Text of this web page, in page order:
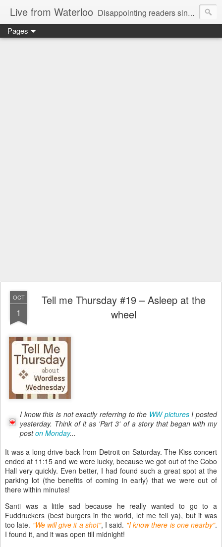
Live from Waterloo Disappointing readers since 2006
Pages
OCT
1
Tell me Thursday #19 – Asleep at the
wheel
I know this is not exactly referring to the WW picturesI posted
yesterday. Think of it as 'Part 3' of a story that began with my
poston Monday...
It was a long drive back from Detroit on Saturday. The Kiss concert
ended at 11:15 and we were lucky, because we got out of the Cobo
Hall very quickly. Even better, I had found such a great spot at the
parking lot (the benefits of coming in early) that we were out of
there within minutes!
Santi was a little sad because he really wanted to go to a
Fuddruckers (best burgers in the world, let me tell ya), but it was
too late. "We will give it a shot", I said. "I know there is one nearby".
I found it, and it was open till midnight!